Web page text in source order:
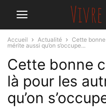
Accueil Actualité
Cette
mérite aussi qu’on s’occupe...
Cette bonne
là pour les
qu’on